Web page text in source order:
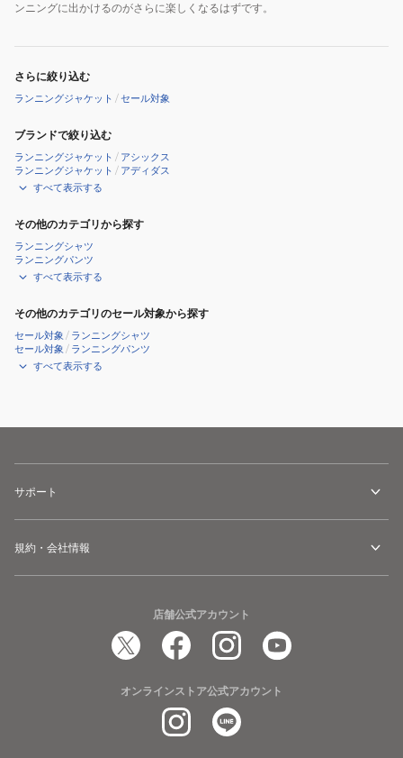
ンニングに出かけるのがさらに楽しくなるはずです。
さらに絞り込む
ランニングジャケット /セール対象
ブランドで絞り込む
ランニングジャケット / アシックス
ランニングジャケット / アディダス
すべて表示する
その他のカテゴリから探す
ランニングシャツ
ランニングパンツ
すべて表示する
その他のカテゴリのセール対象から探す
セール対象 / ランニングシャツ
セール対象 / ランニングパンツ
すべて表示する
サポート
規約・会社情報
店舗公式アカウント
オンラインストア公式アカウント